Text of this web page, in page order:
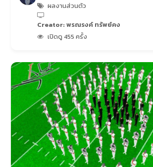
ผลงานส่วนตัว
Creator: พรณรงค์ ทรัพย์คง
เปิดดู 455 ครั้ง